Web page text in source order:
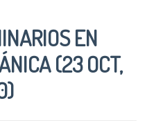
EN
(23 OCT,